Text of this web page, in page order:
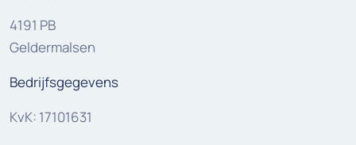
4191 PB
Geldermalsen
Bedrijfsgegevens
KvK: 17101631